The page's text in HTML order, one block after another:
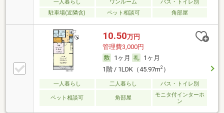
一人暮らし ワンルーム
バス・トイレ別
駐車場(近隣含)
ペット相談可 角部屋
10.50万円
管理費3,000円
1ヶ月
1ヶ月
1階 / 1LDK（45.97m2）
一人暮らし 二人暮らし バス・トイレ別
ペット相談可 角部屋
モニタ付インターホ
ン